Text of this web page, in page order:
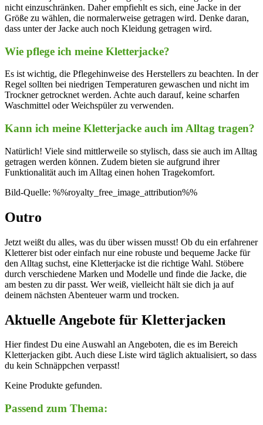
nicht einzuschränken. Daher empfiehlt es sich, eine Jacke in der
Größe zu wählen, die normalerweise getragen wird. Denke daran,
dass unter der Jacke auch noch Kleidung getragen wird.
Wie pflege ich meine Kletterjacke?
Es ist wichtig, die Pflegehinweise des Herstellers zu beachten. In der
Regel sollten bei niedrigen Temperaturen gewaschen und nicht im
Trockner getrocknet werden. Achte auch darauf, keine scharfen
Waschmittel oder Weichspüler zu verwenden.
Kann ich meine Kletterjacke auch im Alltag tragen?
Natürlich! Viele sind mittlerweile so stylisch, dass sie auch im Alltag
getragen werden können. Zudem bieten sie aufgrund ihrer
Funktionalität auch im Alltag einen hohen Tragekomfort.
Bild-Quelle: %%royalty_free_image_attribution%%
Outro
Jetzt weißt du alles, was du über wissen musst! Ob du ein erfahrener
Kletterer bist oder einfach nur eine robuste und bequeme Jacke für
den Alltag suchst, eine Kletterjacke ist die richtige Wahl. Stöbere
durch verschiedene Marken und Modelle und finde die Jacke, die
am besten zu dir passt. Wer weiß, vielleicht hält sie dich ja auf
deinem nächsten Abenteuer warm und trocken.
Aktuelle Angebote für Kletterjacken
Hier findest Du eine Auswahl an Angeboten, die es im Bereich
Kletterjacken gibt. Auch diese Liste wird täglich aktualisiert, so dass
du kein Schnäppchen verpasst!
Keine Produkte gefunden.
Passend zum Thema: